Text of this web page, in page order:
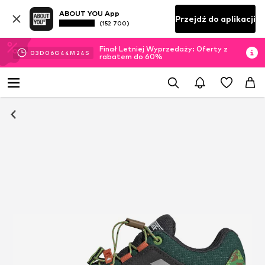
ABOUT YOU App
(152 700) Przejdź do aplikacji
03D 06G 44M 24 S
Finał Letniej Wyprzedaży: Oferty z
rabatem do 60%